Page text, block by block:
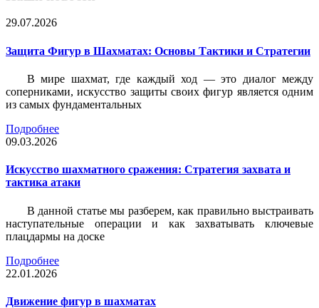
29.07.2026
Защита Фигур в Шахматах: Основы Тактики и Стратегии
В мире шахмат, где каждый ход — это диалог между
соперниками, искусство защиты своих фигур является одним
из самых фундаментальных
Подробнее
09.03.2026
Искусство шахматного сражения: Стратегия захвата и
тактика атаки
В данной статье мы разберем, как правильно выстраивать
наступательные операции и как захватывать ключевые
плацдармы на доске
Подробнее
22.01.2026
Движение фигур в шахматах